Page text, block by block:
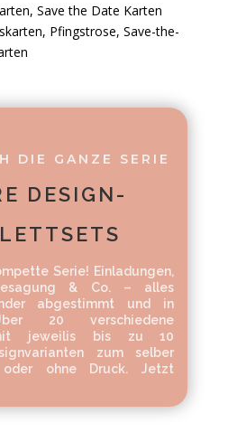
, Save the Date Karten
, Pfingstrose, Save-the-
DIE GANZE SERIE
DESIGN-
Serie! Einladungen,
& Co. – alles
abgestimmt und in
20 verschiedene
mit jeweilis bis zu 10
zum selber
ohne Druck. Jetzt